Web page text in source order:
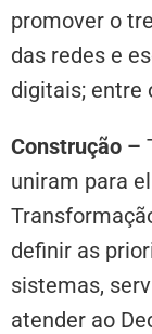
promover o
das redes e
digitais; entre
Construção –
uniram para
definir as
sistemas,
atender ao